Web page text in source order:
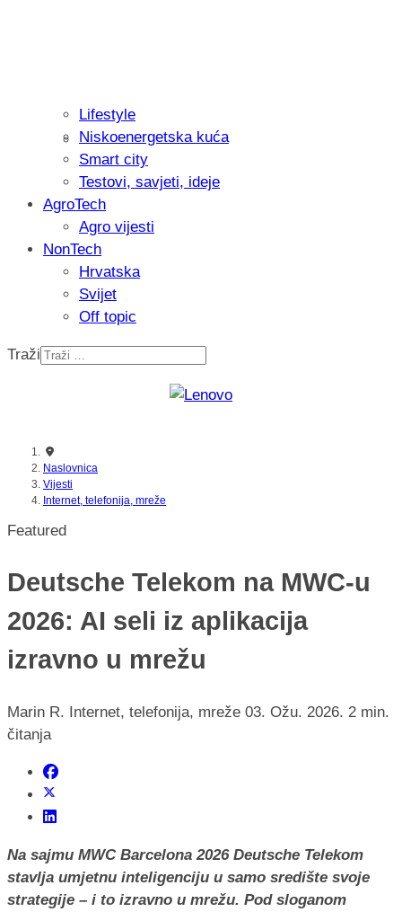
Isprobali smo: Thermostar
Recenzija: Einhell Professional CP-
Lifestyle
Niskoenergetska kuća
Smart city
Testovi, savjeti, ideje
AgroTech
Agro vijesti
NonTech
Hrvatska
Svijet
Off topic
Traži
Naslovnica
Vijesti
Internet, telefonija, mreže
Featured
Deutsche Telekom na MWC-u
2026: AI seli iz aplikacija
izravno u mrežu
Marin R. Internet, telefonija, mreže 03. Ožu. 2026. 2 min.
čitanja
Na sajmu MWC Barcelona 2026 Deutsche Telekom
stavlja umjetnu inteligenciju u samo središte svoje
strategije – i to izravno u mrežu. Pod sloganom